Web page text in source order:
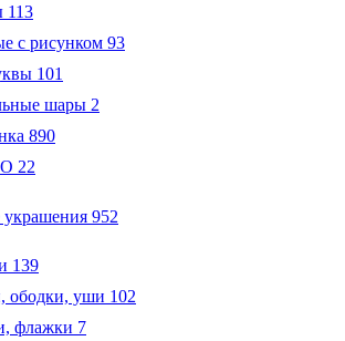
113
с рисунком 93
101
шары 2
890
22
украшения 952
139
ободки, уши 102
флажки 7